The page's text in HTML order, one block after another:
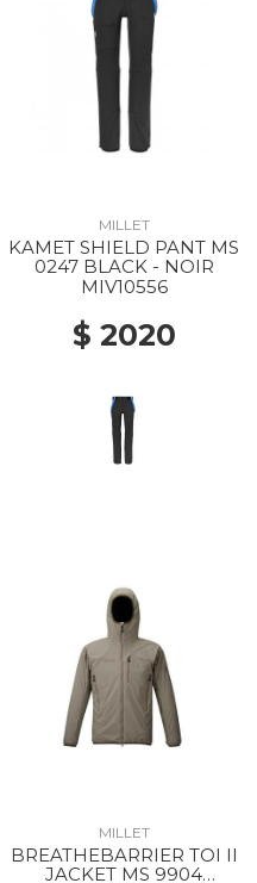
MILLET
KAMET SHIELD PANT MS
0247 BLACK - NOIR
MIV10556
$ 2020
MILLET
BREATHEBARRIER TOI II
JACKET MS 9904